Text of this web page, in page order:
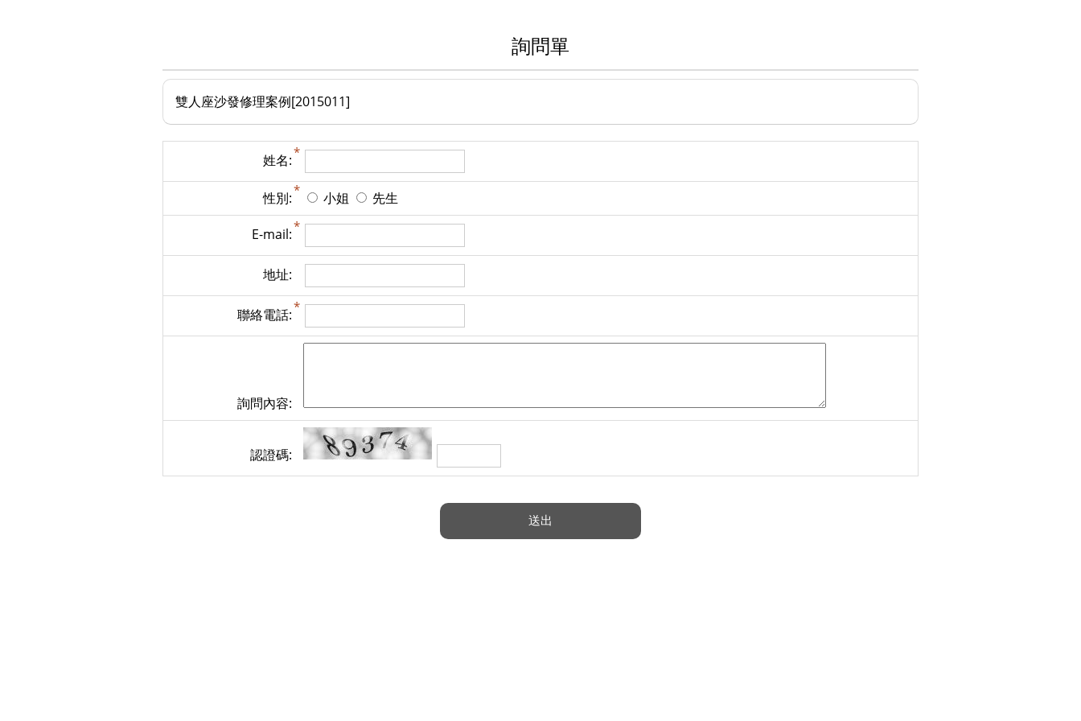
詢問單
雙人座沙發修理案例[2015011]
姓名:
性別: 小姐 先生
E-mail:
地址:
聯絡電話:
詢問內容:
認證碼: